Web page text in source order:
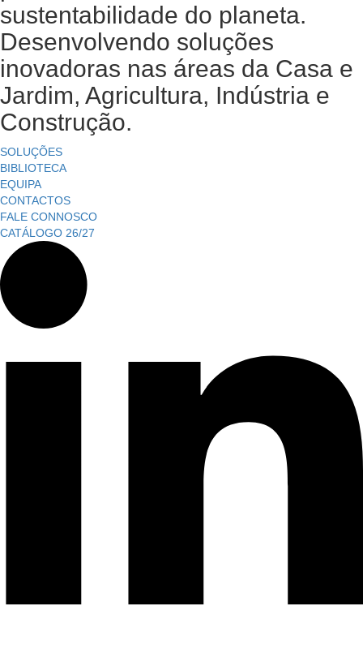
sustentabilidade do planeta.
Desenvolvendo soluções
inovadoras nas áreas da Casa e
Jardim, Agricultura, Indústria e
Construção.
SOLUÇÕES
BIBLIOTECA
EQUIPA
CONTACTOS
FALE CONNOSCO
CATÁLOGO 26/27